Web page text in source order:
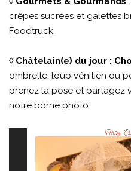
crêpes sucrées et galettes
Foodtruck.
◊ Châtelain(e) du jour :
ombrelle, loup vénitien ou
prenez la pose et partagez
notre borne photo.
Lecteur